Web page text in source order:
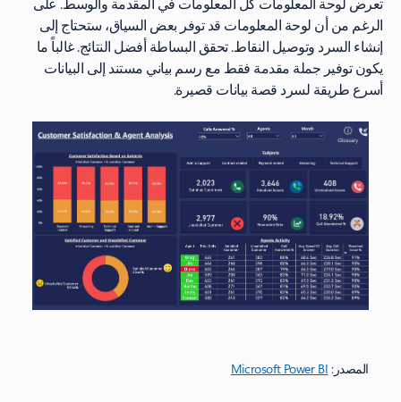
الرغم من أن لوحة المعلومات قد توفر بعض السياق، ستحتاج إلى
إنشاء السرد وتوصيل النقاط. تحقق البساطة أفضل النتائج. غالباً ما
يكون توفير جملة مقدمة فقط مع رسم بياني مستند إلى البيانات
أسرع طريقة لسرد قصة بيانات قصيرة.
المصدر: Microsoft Power BI